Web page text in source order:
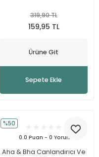
319,90 TL
159,95 TL
Ürüne Git
Sepete Ekle
%50
0.0 Puan - 0 Yorum
Aha & Bha Canlandırıcı Ve